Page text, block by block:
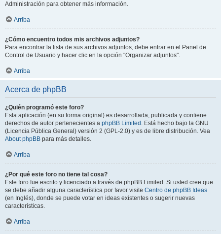
Administración para obtener más información.
Arriba
¿Cómo encuentro todos mis archivos adjuntos?
Para encontrar la lista de sus archivos adjuntos, debe entrar en el Panel de
Control de Usuario y hacer clic en la opción "Organizar adjuntos".
Arriba
Acerca de phpBB
¿Quién programó este foro?
Esta aplicación (en su forma original) es desarrollada, publicada y contiene
derechos de autor pertenecientes a phpBB Limited . Está hecho bajo la GNU
(Licencia Pública General) versión 2 (GPL-2.0) y es de libre distribución. Vea
About phpBB para más detalles.
Arriba
¿Por qué este foro no tiene tal cosa?
Este foro fue escrito y licenciado a través de phpBB Limited. Si usted cree que
se debe añadir alguna característica por favor visite Centro de phpBB Ideas
(en Inglés), donde se puede votar en ideas existentes o sugerir nuevas
características.
Arriba